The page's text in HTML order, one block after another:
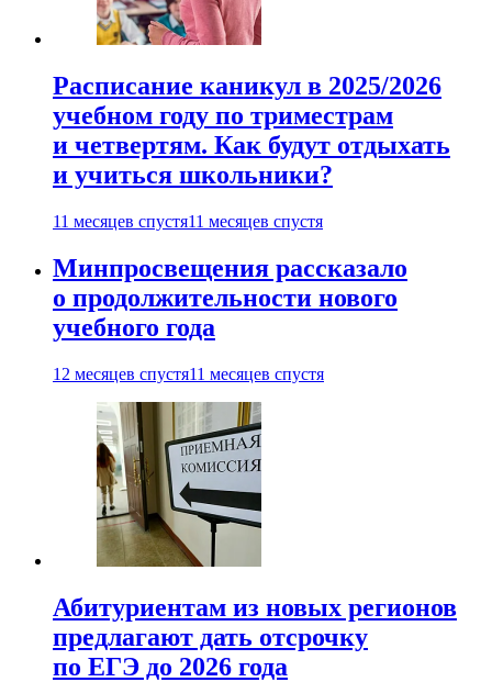
Расписание каникул в 2025/2026
учебном году по триместрам
и четвертям. Как будут отдыхать
и учиться школьники?
11 месяцев спустя11 месяцев спустя
Минпросвещения рассказало
о продолжительности нового
учебного года
12 месяцев спустя11 месяцев спустя
Абитуриентам из новых регионов
предлагают дать отсрочку
по ЕГЭ до 2026 года